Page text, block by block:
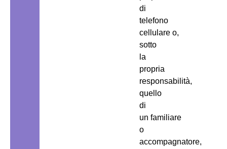
di
telefono
cellulare o,
sotto
la
propria
responsabilità,
quello
di
un familiare
o
accompagnatore,